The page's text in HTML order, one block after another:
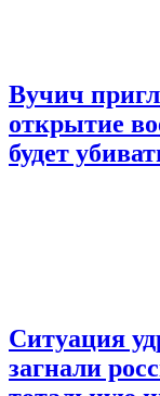
Вучич
открытие
будет
Ситуация
загнали